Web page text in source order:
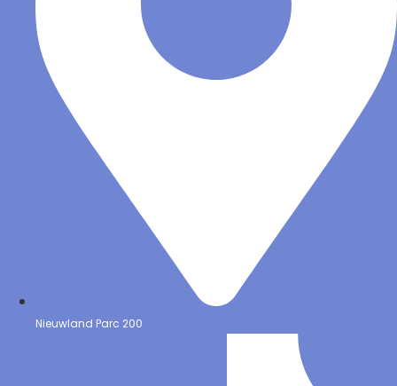
Nieuwland Parc 200